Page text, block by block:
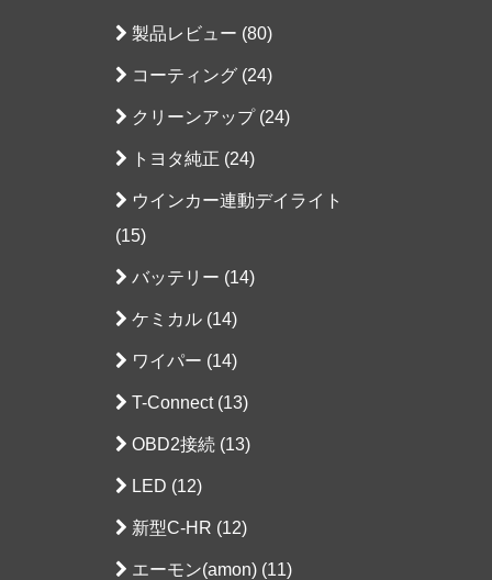
製品レビュー (80)
コーティング (24)
クリーンアップ (24)
トヨタ純正 (24)
ウインカー連動デイライト
(15)
バッテリー (14)
ケミカル (14)
ワイパー (14)
T-Connect (13)
OBD2接続 (13)
LED (12)
新型C-HR (12)
エーモン(amon) (11)